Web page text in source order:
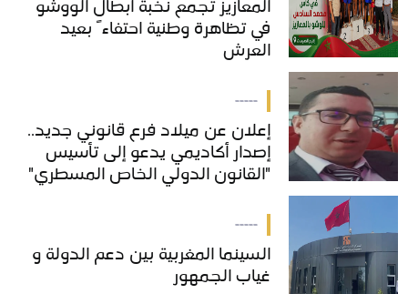
في تظاهرة وطنية احتفاءً بعيد
العرش
المعازيز تجمع نخبة أبطال الووشو
في تظاهرة وطنية احتفاءً بعيد
العرش
-----
إعلان عن ميلاد فرع قانوني جديد..
إصدار أكاديمي يدعو إلى تأسيس
"القانون الدولي الخاص المسطري"
بالمغرب
إعلان عن ميلاد فرع قانوني جديد..
إصدار أكاديمي يدعو إلى تأسيس
"القانون الدولي الخاص المسطري"
-----
السينما المغربية بين دعم الدولة و
غياب الجمهور
السينما المغربية بين دعم الدولة و
غياب الجمهور